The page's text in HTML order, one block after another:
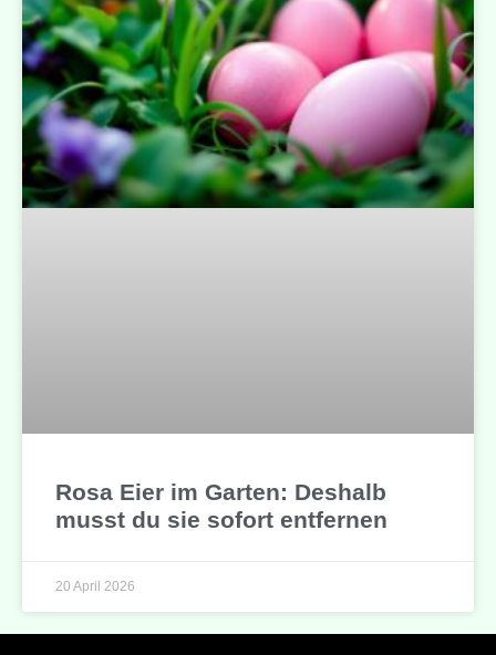
Rosa Eier im Garten: Deshalb
musst du sie sofort entfernen
20 April 2026